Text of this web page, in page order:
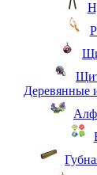
Деревянные